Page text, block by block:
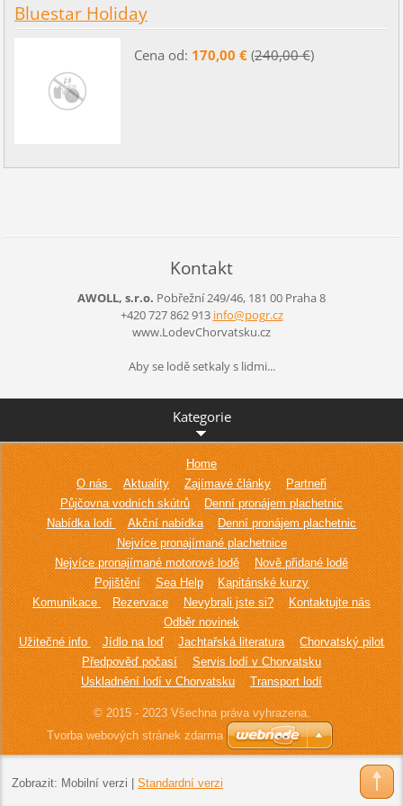
Bluestar Holiday
Cena od: 170,00 €(240,00 €)
Kontakt
AWOLL, s.r.o. Pobřežní 249/46, 181 00 Praha 8
+420 727 862 913 info@pogr.cz
www.LodevChorvatsku.cz
Aby se lodě setkaly s lidmi...
Kategorie
Home
O nás
Aktuality Zajímavé články
Partneři
Půjčovna vodních skútrů
Denní pronájem plachetnic
Nabídka lodí
Akční nabídka
Denní pronájem plachetnic
Nejvíce pronajímané plachetnice
Nejvíce pronajímané motorové lodě
Nově přidané lodě
Pojištění
Sea Help
Kapitánské kurzy
Komunikace
Rezervace Nevybrali jste si?
Kontaktujte nás
Odběr novinek
Užitečné info
Jídlo na loď Jachtařská literatura
Chorvatský pilot
Předpověď počasí
Servis lodí v Chorvatsku
Uskladnění lodí v Chorvatsku
Transport lodí
© 2015 - 2023 Všechna práva vyhrazena.
Tvorba webových stránek zdarma
Zobrazit: Mobilní verzi | Standardní verzi